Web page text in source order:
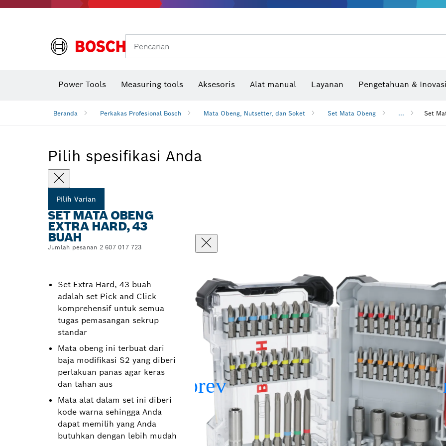
Pencarian
Power Tools Measuring tools Aksesoris Alat manual Layanan Pengetahuan & Inovasi
Beranda Perkakas Profesional Bosch Mata Obeng, Nutsetter, dan Soket Set Mata Obeng ... Set
Pilih spesifikasi Anda
Pilih Varian
SET MATA OBENG
EXTRA HARD, 43
BUAH
Jumlah pesanan 2 607 017 723
Set Extra Hard, 43 buah
adalah set Pick and Click
komprehensif untuk semua
tugas pemasangan sekrup
standar
Mata obeng ini terbuat dari
baja modifikasi S2 yang diberi
perlakuan panas agar keras
dan tahan aus
Mata alat dalam set ini diberi
kode warna sehingga Anda
dapat memilih yang Anda
butuhkan dengan lebih mudah